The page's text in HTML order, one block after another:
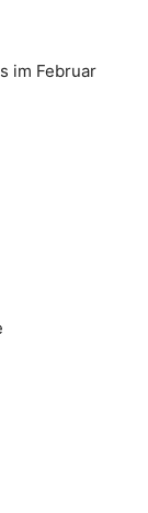
im Februar